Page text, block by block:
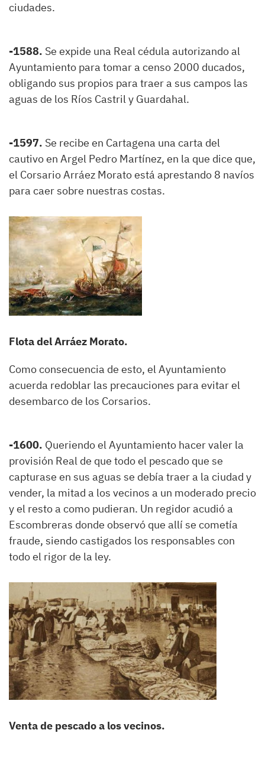
ciudades.
-1588. Se expide una Real cédula autorizando al
Ayuntamiento para tomar a censo 2000 ducados,
obligando sus propios para traer a sus campos las
aguas de los Ríos Castril y Guardahal.
-1597. Se recibe en Cartagena una carta del
cautivo en Argel Pedro Martínez, en la que dice que,
el Corsario Arráez Morato está aprestando 8 navíos
para caer sobre nuestras costas.
Flota del Arráez Morato.
Como consecuencia de esto, el Ayuntamiento
acuerda redoblar las precauciones para evitar el
desembarco de los Corsarios.
-1600. Queriendo el Ayuntamiento hacer valer la
provisión Real de que todo el pescado que se
capturase en sus aguas se debía traer a la ciudad y
vender, la mitad a los vecinos a un moderado precio
y el resto a como pudieran. Un regidor acudió a
Escombreras donde observó que allí se cometía
fraude, siendo castigados los responsables con
todo el rigor de la ley.
Venta de pescado a los vecinos.